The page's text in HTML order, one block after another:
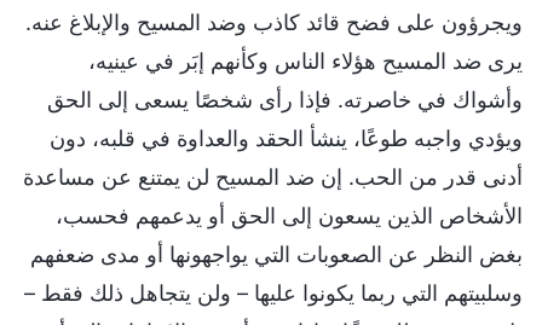
ويجرؤون على فضح قائد كاذب وضد المسيح والإبلاغ عنه.
يرى ضد المسيح هؤلاء الناس وكأنهم إبَر في عينيه،
وأشواك في خاصرته. فإذا رأى شخصًا يسعى إلى الحق
ويؤدي واجبه طوعًا، ينشأ الحقد والعداوة في قلبه، دون
أدنى قدر من الحب. إن ضد المسيح لن يمتنع عن مساعدة
الأشخاص الذين يسعون إلى الحق أو يدعمهم فحسب،
بغض النظر عن الصعوبات التي يواجهونها أو مدى ضعفهم
وسلبيتهم التي ربما يكونوا عليها – ولن يتجاهل ذلك فقط –